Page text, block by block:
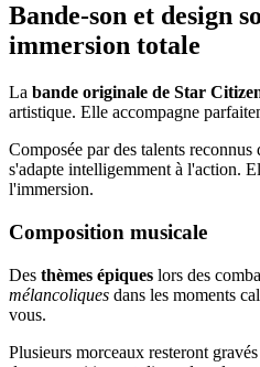
Bande-son et design
immersion totale
La bande originale de Star
artistique. Elle accompagne
Composée par des talents reconnus
s'adapte intelligemment à l'action.
l'immersion.
Composition musicale
Des thèmes épiques lors des
mélancoliques dans les moments
vous.
Plusieurs morceaux resteront